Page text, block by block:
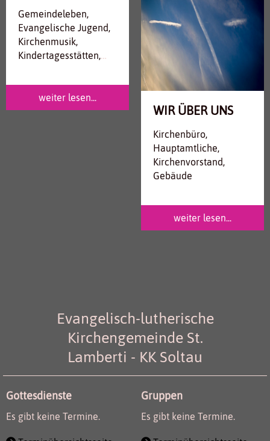
Gemeindeleben,
Evangelische Jugend,
Kirchenmusik,
Kindertagesstätten,
weiter lesen...
WIR ÜBER UNS
Kirchenbüro,
Hauptamtliche,
Kirchenvorstand,
Gebäude
weiter lesen...
Evangelisch-lutherische
Kirchengemeinde St.
Lamberti - KK Soltau
Gottesdienste
Es gibt keine Termine.
Gruppen
Es gibt keine Termine.